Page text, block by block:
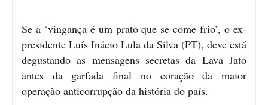
Se a ‘vingança é um prato que se come frio’, o ex-
presidente Luís Inácio Lula da Silva (PT), deve está
degustando as mensagens secretas da Lava Jato
antes da garfada final no coração da maior
operação anticorrupção da história do país.